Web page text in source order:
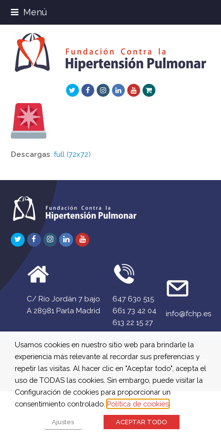
Menú
TwitterFacebookInstagram
LinkedInYoutube
Xing
Descargas:full (72x72)
TwitterFacebook
Instagram
LinkedInYoutube
C/ Río Jordán 7 bajo
A 28981 Parla Madrid
647 630 515
661 73 42 04
613 22 15 27
info@fchp.es
© 2026 Fundación Contra la Hipertensión Pulmonar
Registro de Actividades | Términos legales| Aviso Legal| Política de
privacidad|Política de cookies |Política de devoluciones y
reembolsos
Usamos cookies en nuestro sitio web para brindarle la
experiencia más relevante al recordar sus preferencias y
repetir las visitas. Al hacer clic en "Aceptar todo", acepta el
uso de TODAS las cookies. Sin embargo, puede visitar la
Configuración de cookies para proporcionar un
consentimiento controlado. Política de cookies
Ajustes ACEPTAR TODO